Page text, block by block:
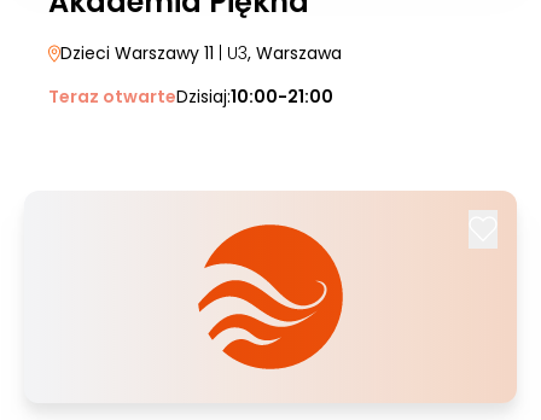
Dzieci Warszawy 11 | U3, Warszawa
Teraz otwarteDzisiaj:10:00-21:00